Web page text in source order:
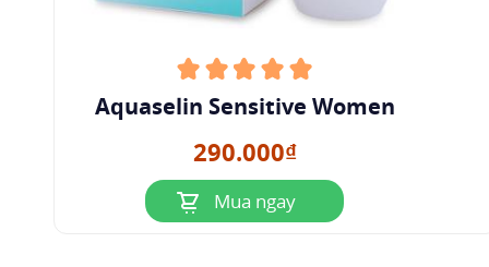
Aquaselin Sensitive Women
290.000₫
Mua ngay